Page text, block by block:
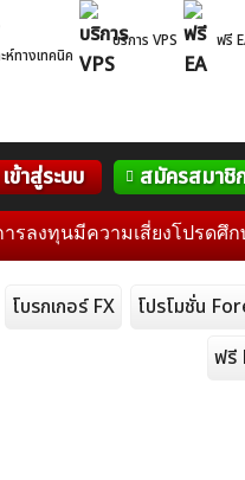
ห์ทางเทคนิค
บริการ VPS ฟรี
เข้าสู่ระบบ สมัครสมาชิ
WelTrade กิจก
ฟอรั่
ทุนมีความเสี่ยงโปรดศึกษาข้
โบรกเกอร์ FX
โปรโมชั่น
ฟรี